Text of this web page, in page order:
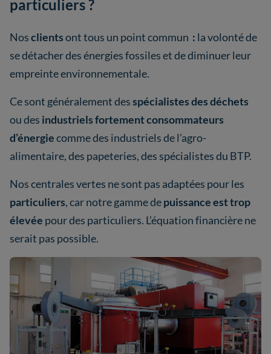
particuliers ?
Nosclientsont tous un point commun : la volonté de
se détacher des énergies fossiles et de diminuer leur
empreinte environnementale.
Ce sont généralement desspécialistes des déchets
ou des industriels fortement consommateurs
d’énergiecomme des industriels de l’agro-
alimentaire, des papeteries, des spécialistes du BTP.
Nos centrales vertes ne sont pas adaptées pour les
particuliers, car notre gamme depuissance est trop
élevée pour des particuliers. L’équation financière ne
serait pas possible.